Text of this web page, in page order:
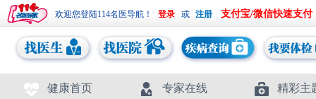
欢迎您登陆114名医导航！ 或 支付宝/微信快速支付
健康首页 专家在线 精彩主